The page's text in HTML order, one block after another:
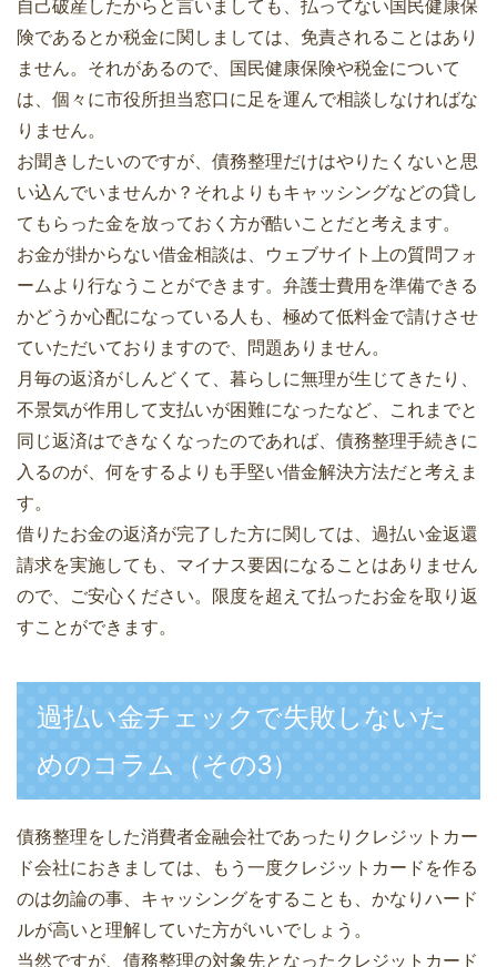
自己破産したからと言いましても、払ってない国民健康保
険であるとか税金に関しましては、免責されることはあり
ません。それがあるので、国民健康保険や税金について
は、個々に市役所担当窓口に足を運んで相談しなければな
りません。
お聞きしたいのですが、債務整理だけはやりたくないと思
い込んでいませんか？それよりもキャッシングなどの貸し
てもらった金を放っておく方が酷いことだと考えます。
お金が掛からない借金相談は、ウェブサイト上の質問フォ
ームより行なうことができます。弁護士費用を準備できる
かどうか心配になっている人も、極めて低料金で請けさせ
ていただいておりますので、問題ありません。
月毎の返済がしんどくて、暮らしに無理が生じてきたり、
不景気が作用して支払いが困難になったなど、これまでと
同じ返済はできなくなったのであれば、債務整理手続きに
入るのが、何をするよりも手堅い借金解決方法だと考えま
す。
借りたお金の返済が完了した方に関しては、過払い金返還
請求を実施しても、マイナス要因になることはありません
ので、ご安心ください。限度を超えて払ったお金を取り返
すことができます。
過払い金チェックで失敗しないた
めのコラム（その3）
債務整理をした消費者金融会社であったりクレジットカー
ド会社におきましては、もう一度クレジットカードを作る
のは勿論の事、キャッシングをすることも、かなりハード
ルが高いと理解していた方がいいでしょう。
当然ですが、債務整理の対象先となったクレジットカード